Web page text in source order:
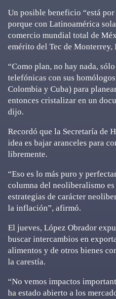
Un posible beneficio “está
porque con Latinoamérica
comercio mundial total de
emérito del Tec de Monterrey,
“Como plan, no hay nada,
telefónicas con sus
Colombia y Cuba) para
entonces cristalizar en un
dijo.
Recordó que la Secretaría de
idea es bajar aranceles para
libremente.
“Eso es lo más puro y
columna del neoliberalismo
estrategias de carácter
la inflación”, afirmó.
El jueves, López Obrador
buscar intercambios en
alimentos y de otros bienes
la carestía.
“No vemos impactos
ha estado abierto a los